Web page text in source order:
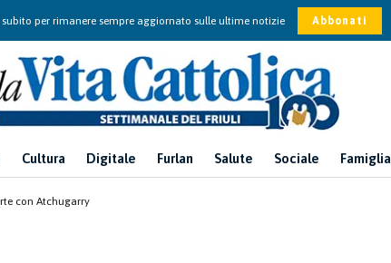
per rimanere sempre aggiornato sulle ultime notizie Abbonati
Cultura Digitale Furlan Salute Sociale Famiglia
con Atchugarry